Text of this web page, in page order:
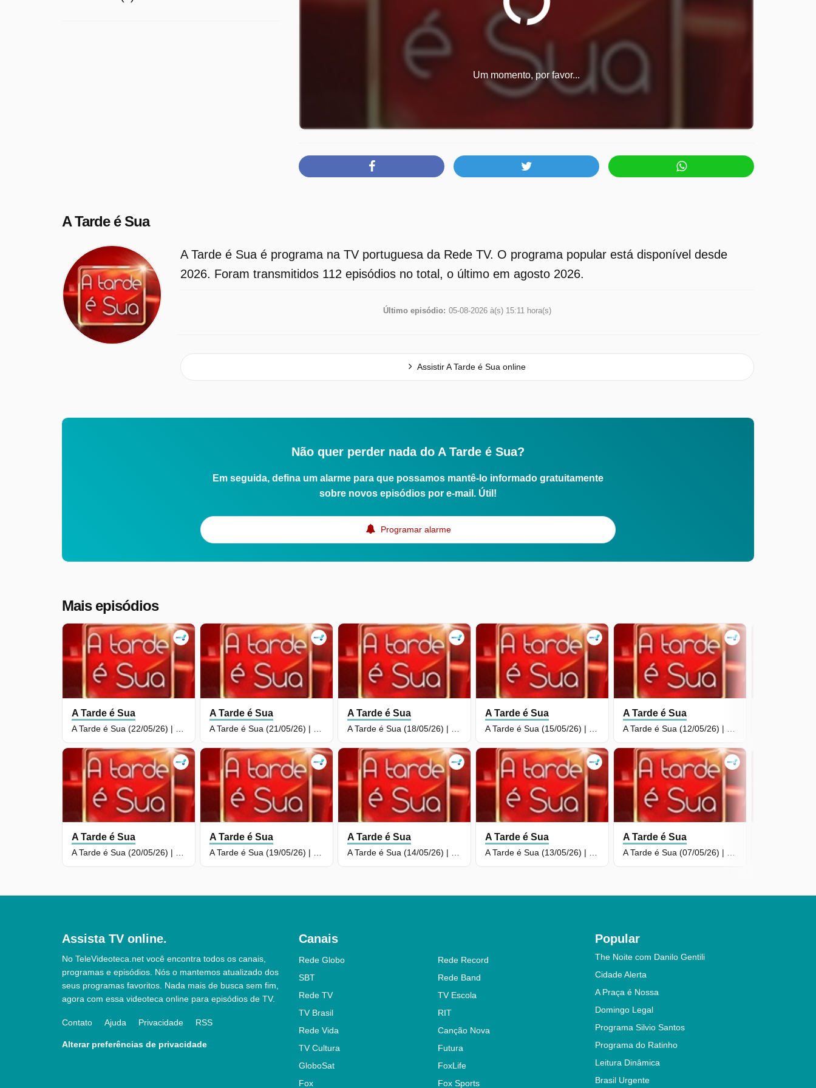
Um momento, por favor...
A Tarde é Sua
A Tarde é Sua é programa na TV portuguesa da Rede TV. O programa popular está disponível desde
2026. Foram transmitidos 112 episódios no total, o último em agosto 2026.
Último episódio: 05-08-2026 à(s) 15:11 hora(s)
Assistir A Tarde é Sua online
Não quer perder nada do A Tarde é Sua?
Em seguida, defina um alarme para que possamos mantê-lo informado gratuitamente
sobre novos episódios por e-mail. Útil!
Programar alarme
Mais episódios
A Tarde é Sua A Tarde é Sua
A Tarde é Sua A Tarde é Sua
A Tarde é Sua A Tarde é Sua
A Tarde é Sua A Tarde é Sua
A Tarde é Sua
A Tarde é Sua
Assista TV online.
No TeleVideoteca.net você encontra todos os canais,
programas e episódios. Nós o mantemos atualizado dos
seus programas favoritos. Nada mais de busca sem fim,
agora com essa videoteca online para episódios de TV.
Contato Ajuda Privacidade RSS
Alterar preferências de privacidade
Canais
Rede Globo
Rede Record
SBT
Rede Band
Rede TV
TV Escola
TV Brasil
RIT
Rede Vida
Canção Nova
TV Cultura
Futura
GloboSat
FoxLife
Fox
Fox Sports
Popular
The Noite com Danilo Gentili
Cidade Alerta
A Praça é Nossa
Domingo Legal
Programa Silvio Santos
Programa do Ratinho
Leitura Dinâmica
Brasil Urgente